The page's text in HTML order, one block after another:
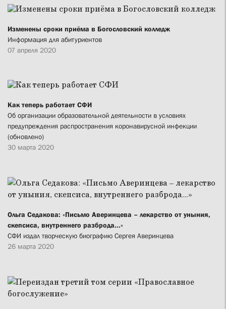
Изменены сроки приёма в Богословский колледж
Информация для абитуриентов
07 апреля 2020
Как теперь работает СФИ
Об организации образовательной деятельности в условиях
предупреждения распространения коронавирусной инфекции
(обновлено)
30 марта 2020
Ольга Седакова: «Письмо Аверинцева – лекарство от уныния,
скепсиса, внутреннего разброда...»
СФИ издал творческую биографию Сергея Аверинцева
26 марта 2020